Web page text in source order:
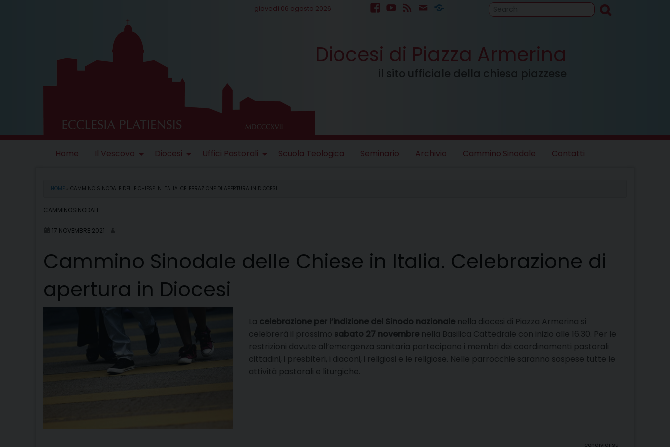
giovedì 06 agosto 2026
Sinodale
Diocesi di Piazza Armerina
il sito ufficiale della chiesa piazzese
Home Il Vescovo Diocesi Uffici Pastorali Scuola Teologica Seminario Archivio Cammino Sinodale Contatti
HOME » CAMMINO SINODALE DELLE CHIESE IN ITALIA. CELEBRAZIONE DI APERTURA IN DIOCESI
CAMMINOSINODALE
17 NOVEMBRE 2021
Cammino Sinodale delle Chiese in Italia. Celebrazione di
apertura in Diocesi
La celebrazione per l’indizione del Sinodo nazionale nella diocesi di Piazza Armerina si
celebrerà il prossimo sabato 27 novembre nella Basilica Cattedrale con inizio alle 16.30. Per le
restrizioni dovute all’emergenza sanitaria partecipano i membri dei coordinamenti pastorali
cittadini, i presbiteri, i diaconi, i religiosi e le religiose. Nelle parrocchie saranno sospese tutte le
attività pastorali e liturgiche.
condividi su